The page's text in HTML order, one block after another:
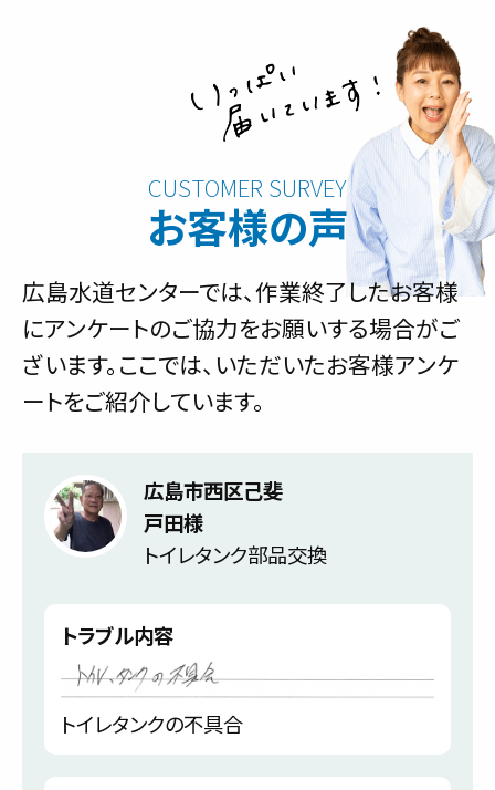
お客様の声
広島水道センターでは、作業終了したお客様
にアンケートのご協力をお願いする場合がご
ざいます。ここでは、いただいたお客様アンケ
ートをご紹介しています。
広島市西区己斐
戸田様
トイレタンク部品交換
トラブル内容
トイレタンクの不具合